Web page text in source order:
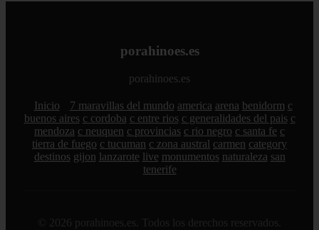
porahinoes.es
porahinoes.es
Inicio 7 maravillas del mundo america arena benidorm c
buenos aires c cordoba c entre rios c generalidades del pais c
mendoza c neuquen c provincias c rio negro c santa fe c
tierra de fuego c tucuman c zona austral carmen category
destinos gijon lanzarote live monumentos naturaleza san
tenerife
© 2026 porahinoes.es. Todos los derechos reservados.